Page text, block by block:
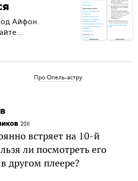
Айфон.
Про Опель-астру
2011
встряет на 10-й
ли посмотреть его
другом плеере?